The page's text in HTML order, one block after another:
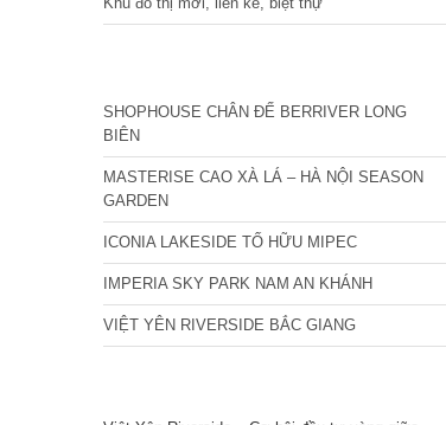
SHOPHOUSE CHÂN ĐẾ BERRIVER LONG
BIÊN
MASTERISE CAO XÀ LÁ – HÀ NỘI SEASON
GARDEN
ICONIA LAKESIDE TỐ HỮU MIPEC
IMPERIA SKY PARK NAM AN KHÁNH
VIỆT YÊN RIVERSIDE BẮC GIANG